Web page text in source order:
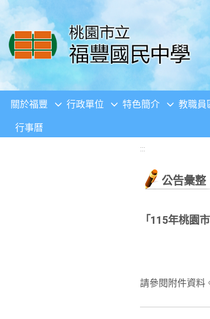
移至網頁之主要內容區位置
關於福豐 行政單位 特色簡介 教職員
行事曆
:::
公告彙整
「115年桃園
請參閱附件資料